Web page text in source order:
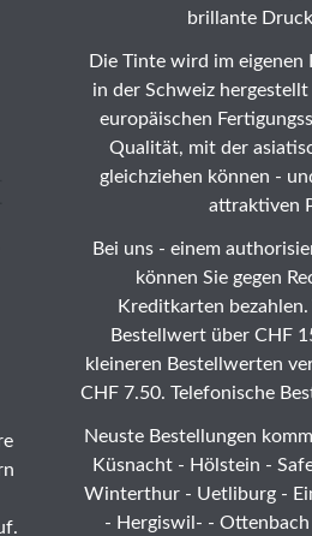
brillante
Die Tinte wird im
in der Schweiz
europäischen
Qualität, mit der
gleichziehen können -
attraktiven
Bei uns - einem
können Sie gegen
Kreditkarten
Bestellwert über CHF
kleineren Bestellwerten
CHF 7.50. Telefonische
Neuste Bestellungen
Küsnacht - Hölstein -
Winterthur- Uetliburg-
- Hergiswil- - Ottenbach